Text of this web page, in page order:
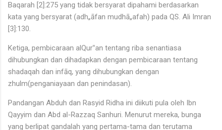
Baqarah [2]:275 yang tidak bersyarat dipahami berdasarkan
kata yang bersyarat (adh„āfan mudhā„afah) pada QS. Ali Imran
[3]:130.
Ketiga, pembicaraan alQur‟an tentang riba senantiasa
dihubungkan dan dihadapkan dengan pembicaraan tentang
shadaqah dan infāq, yang dihubungkan dengan
zhulm(penganiayaan dan penindasan).
Pandangan Abduh dan Rasyid Ridha ini diikuti pula oleh Ibn
Qayyim dan Abd al-Razzaq Sanhuri. Menurut mereka, bunga
yang berlipat gandalah yang pertama-tama dan terutama